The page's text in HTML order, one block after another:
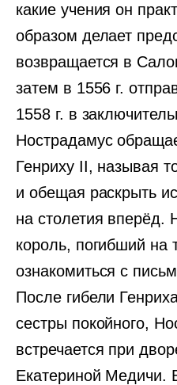
какие учения он
образом делает
возвращается в
затем в 1556 г.
1558 г. в
Нострадамус
Генриху II, называя
и обещая раскрыть
на столетия вперёд.
король, погибший на
ознакомиться с
После гибели
сестры покойного,
встречается при
Екатериной Медичи.